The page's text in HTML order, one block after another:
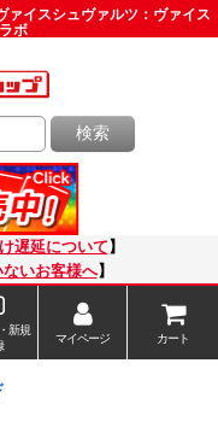
イスシュヴァルツ：ヴァイス
ボ
検索
遅延について】
いお客様へ】
新規
マイページ カート